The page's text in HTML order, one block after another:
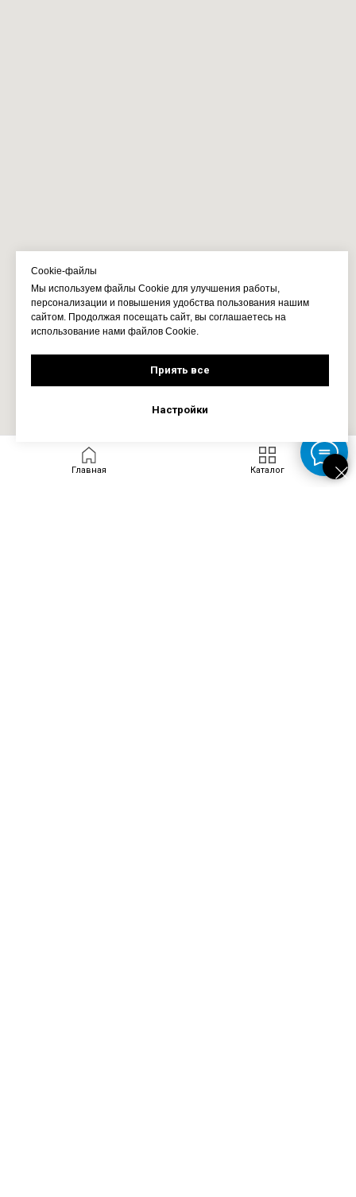
Cookie-файлы
Мы используем файлы Cookie для улучшения работы,
персонализации и повышения удобства пользования нашим
сайтом. Продолжая посещать сайт, вы соглашаетесь на
использование нами файлов Cookie.
Приять все
Настройки
Главная Каталог